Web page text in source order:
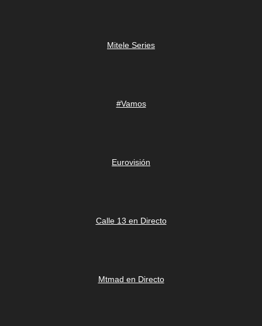
Mitele Series
#Vamos
Eurovisión
Calle 13 en Directo
Mtmad en Directo